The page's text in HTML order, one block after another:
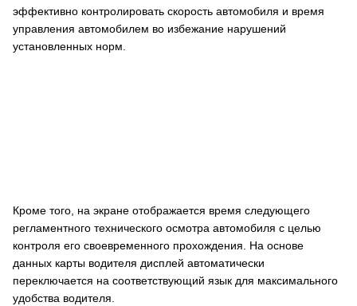
эффективно контролировать скорость автомобиля и время
управления автомобилем во избежание нарушений
установленных норм.
Кроме того, на экране отображается время следующего
регламентного технического осмотра автомобиля с целью
контроля его своевременного прохождения. На основе
данных карты водителя дисплей автоматически
переключается на соответствующий язык для максимального
удобства водителя.